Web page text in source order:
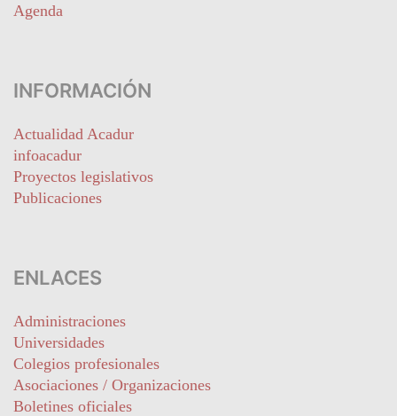
Agenda
INFORMACIÓN
Actualidad Acadur
infoacadur
Proyectos legislativos
Publicaciones
ENLACES
Administraciones
Universidades
Colegios profesionales
Asociaciones / Organizaciones
Boletines oficiales